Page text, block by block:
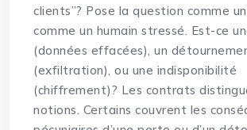
clients”? Pose la question comme
comme un humain stressé. Est-ce
(données effacées), un
(exfiltration), ou une indisponibilité
(chiffrement)? Les contrats
notions. Certains couvrent les